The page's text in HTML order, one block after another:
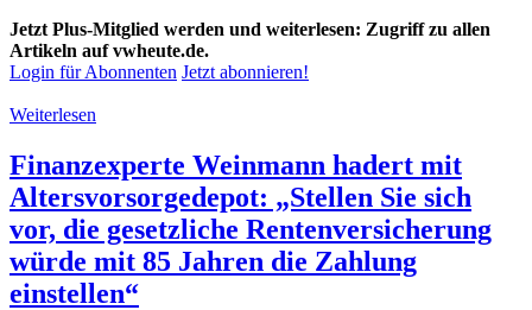
Jetzt Plus-Mitglied werden und weiterlesen: Zugriff zu allen
Artikeln auf vwheute.de.
Login für Abonnenten Jetzt abonnieren!
Weiterlesen
Finanzexperte Weinmann hadert mit
Altersvorsorgedepot: „Stellen Sie sich
vor, die gesetzliche Rentenversicherung
würde mit 85 Jahren die Zahlung
einstellen“